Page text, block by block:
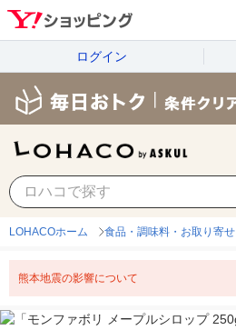
ログイン
LOHACOホーム 食品・調味料・お取り寄せ
熊本地震の影響について